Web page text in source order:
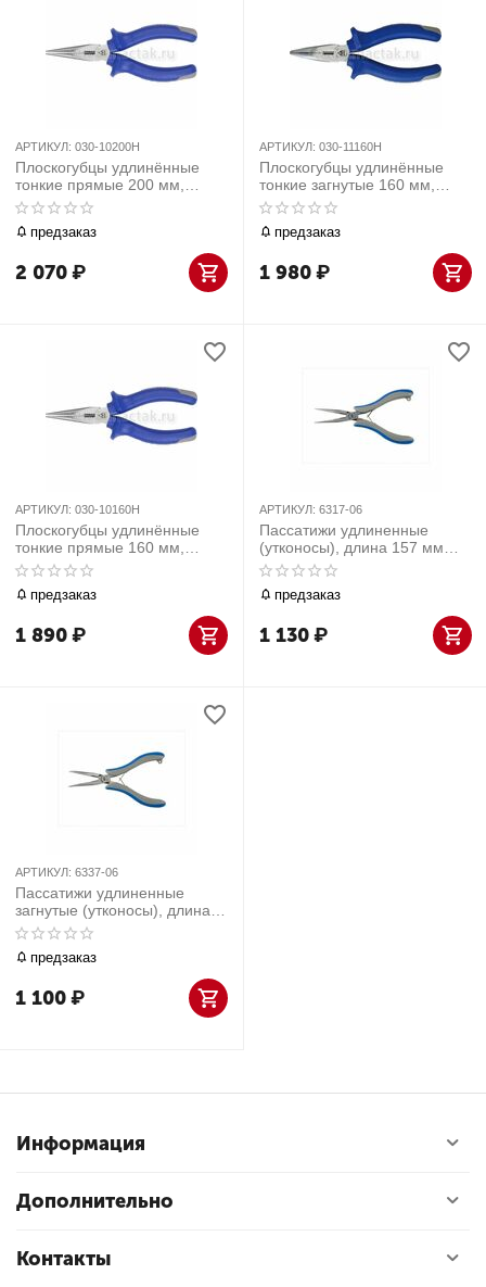
АРТИКУЛ: 030-10200H
Плоскогубцы удлинённые
тонкие прямые 200 мм,
держатель МАСТАК 030-
10200H
предзаказ
2 070₽
АРТИКУЛ: 030-11160H
Плоскогубцы удлинённые
тонкие загнутые 160 мм,
держатель МАСТАК 030-
11160H
предзаказ
1 980₽
АРТИКУЛ: 030-10160H
Плоскогубцы удлинённые
тонкие прямые 160 мм,
держатель МАСТАК 030-
10160H
предзаказ
1 890₽
АРТИКУЛ: 6317-06
Пассатижи удлиненные
(утконосы), длина 157 мм
KING TONY 6317-06
предзаказ
1 130₽
АРТИКУЛ: 6337-06
Пассатижи удлиненные
загнутые (утконосы), длина
154 мм KING TONY 6337-06
предзаказ
1 100₽
Информация
Дополнительно
Контакты